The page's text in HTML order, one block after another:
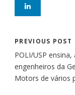
PREVIOUS POST
POLI/USP ensina,
engenheiros da
Motors de vários